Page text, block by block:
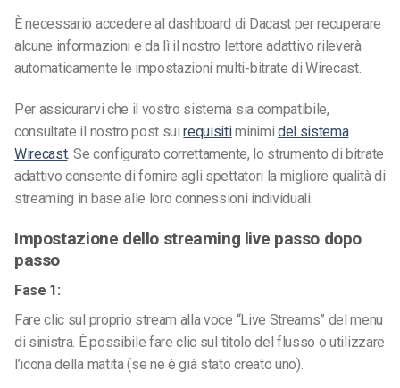
È necessario accedere al dashboard di Dacast per recuperare
alcune informazioni e da lì il nostro lettore adattivo rileverà
automaticamente le impostazioni multi-bitrate di Wirecast.
Per assicurarvi che il vostro sistema sia compatibile,
consultate il nostro post suirequisitiminimi del sistema
Wirecast. Se configurato correttamente, lo strumento di bitrate
adattivo consente di fornire agli spettatori la migliore qualità di
streaming in base alle loro connessioni individuali.
Impostazione dello streaming live passo dopo
passo
Fase 1:
Fare clic sul proprio stream alla voce “Live Streams” del menu
di sinistra. È possibile fare clic sul titolo del flusso o utilizzare
l’icona della matita (se ne è già stato creato uno).